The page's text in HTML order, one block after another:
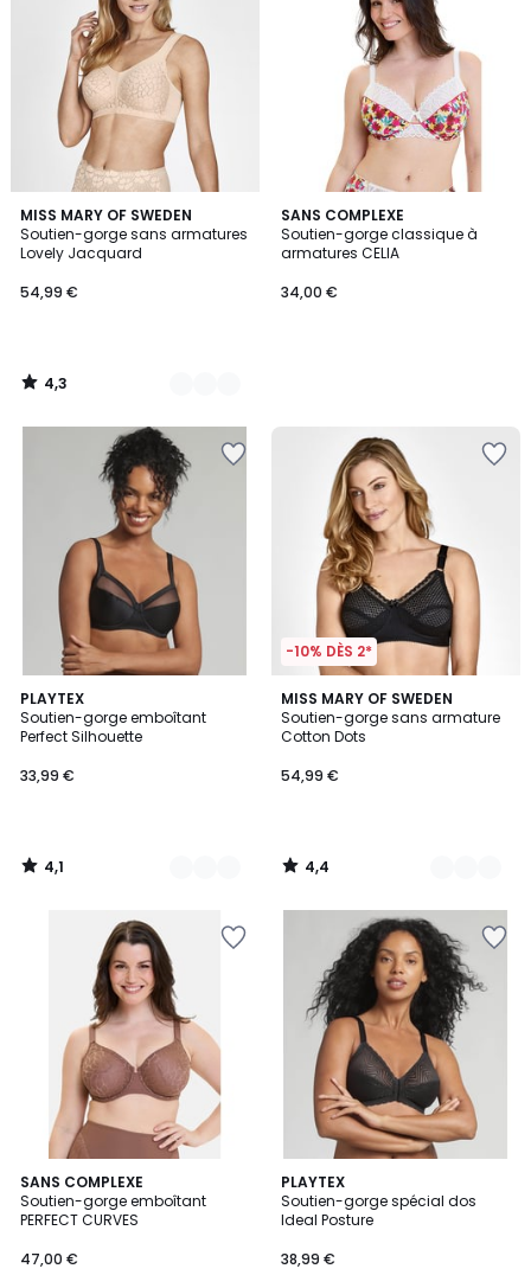
MISS MARY OF SWEDEN
Soutien-gorge sans armatures
Lovely Jacquard
54,99 €
4,3
/ 5
2
Couleurs
4,3
/
SANS COMPLEXE
Soutien-gorge classique à
armatures CELIA
34,00 €
PLAYTEX
Soutien-gorge emboîtant
Perfect Silhouette
33,99 €
4,1
/ 5
3
Couleurs
4,1
/
-10% DÈS 2*
MISS MARY OF SWEDEN
Soutien-gorge sans armature
Cotton Dots
54,99 €
4,4
/ 5
3
Couleurs
4,4
/
SANS COMPLEXE
Soutien-gorge emboîtant
PERFECT CURVES
47,00 €
4
/
5
PLAYTEX
Soutien-gorge spécial dos
Ideal Posture
38,99 €
4,1
/ 5
3
Couleurs